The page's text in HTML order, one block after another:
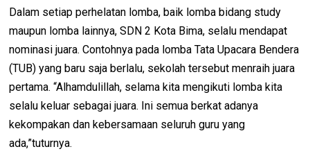
Dalam setiap perhelatan lomba, baik lomba bidang study
maupun lomba lainnya, SDN 2 Kota Bima, selalu mendapat
nominasi juara. Contohnya pada lomba Tata Upacara Bendera
(TUB) yang baru saja berlalu, sekolah tersebut menraih juara
pertama. “Alhamdulillah, selama kita mengikuti lomba kita
selalu keluar sebagai juara. Ini semua berkat adanya
kekompakan dan kebersamaan seluruh guru yang
ada,”tuturnya.